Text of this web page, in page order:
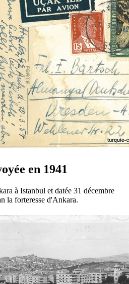
en 1941
à Istanbul et datée 31 décembre
la forteresse d'Ankara.